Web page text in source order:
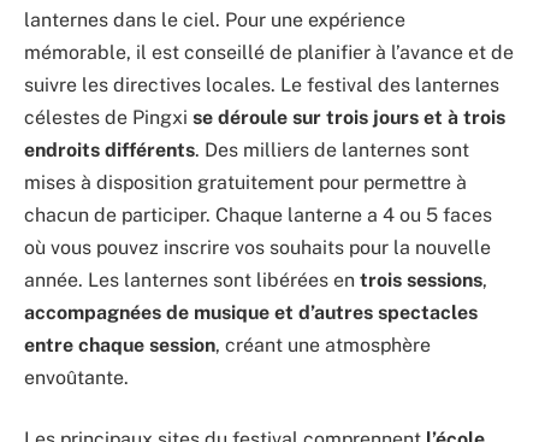
lanternes dans le ciel. Pour une expérience
mémorable, il est conseillé de planifier à l’avance et de
suivre les directives locales. Le festival des lanternes
célestes de Pingxi se déroule sur trois jours et à trois
endroits différents. Des milliers de lanternes sont
mises à disposition gratuitement pour permettre à
chacun de participer. Chaque lanterne a 4 ou 5 faces
où vous pouvez inscrire vos souhaits pour la nouvelle
année. Les lanternes sont libérées en trois sessions,
accompagnées de musique et d’autres spectacles
entre chaque session, créant une atmosphère
envoûtante.